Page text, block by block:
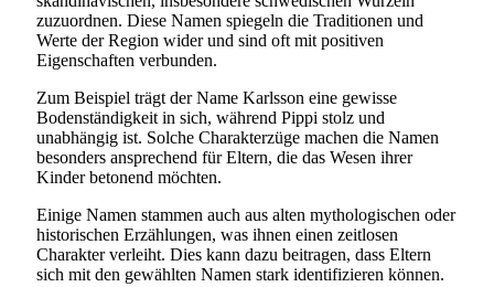
zuzuordnen. Diese Namen spiegeln die Traditionen und
Werte der Region wider und sind oft mit positiven
Eigenschaften verbunden.
Zum Beispiel trägt der Name Karlsson eine gewisse
Bodenständigkeit in sich, während Pippi stolz und
unabhängig ist. Solche Charakterzüge machen die Namen
besonders ansprechend für Eltern, die das Wesen ihrer
Kinder betonend möchten.
Einige Namen stammen auch aus alten mythologischen oder
historischen Erzählungen, was ihnen einen zeitlosen
Charakter verleiht. Dies kann dazu beitragen, dass Eltern
sich mit den gewählten Namen stark identifizieren können.